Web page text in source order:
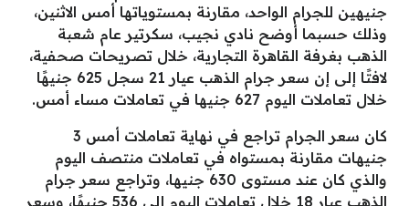
جنيهين للجرام الواحد، مقارنة بمستوياتها أمس الاثنين،
وذلك حسبما أوضح نادي نجيب، سكرتير عام شعبة
الذهب بغرفة القاهرة التجارية، خلال تصريحات صحفية،
لافتًا إلى إن سعر جرام الذهب عيار 21 سجل 625 جنيهًا
خلال تعاملات اليوم 627 جنيها في تعاملات مساء أمس.
كان سعر الجرام تراجع في نهاية تعاملات أمس 3
جنيهات مقارنة بمستواه في تعاملات منتصف اليوم
والذي كان عند مستوى 630 جنيها، وتراجع سعر جرام
الذهب عيار 18 خلال تعاملات اليوم إلى 536 جنيهًا، وسعر